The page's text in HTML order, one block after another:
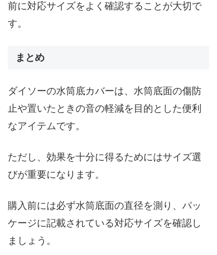
前に対応サイズをよく確認することが大切で
す。
まとめ
ダイソーの水筒底カバーは、水筒底面の傷防
止や置いたときの音の軽減を目的とした便利
なアイテムです。
ただし、効果を十分に得るためにはサイズ選
びが重要になります。
購入前には必ず水筒底面の直径を測り、パッ
ケージに記載されている対応サイズを確認し
ましょう。